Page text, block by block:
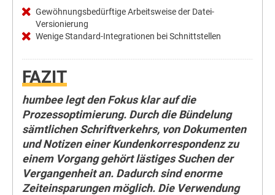
Gewöhnungsbedürftige Arbeitsweise der Datei-
Versionierung
Wenige Standard-Integrationen bei Schnittstellen
FAZIT
humbee legt den Fokus klar auf die
Prozessoptimierung. Durch die Bündelung
sämtlichen Schriftverkehrs, von Dokumenten
und Notizen einer Kundenkorrespondenz zu
einem Vorgang gehört lästiges Suchen der
Vergangenheit an. Dadurch sind enorme
Zeiteinsparungen möglich. Die Verwendung